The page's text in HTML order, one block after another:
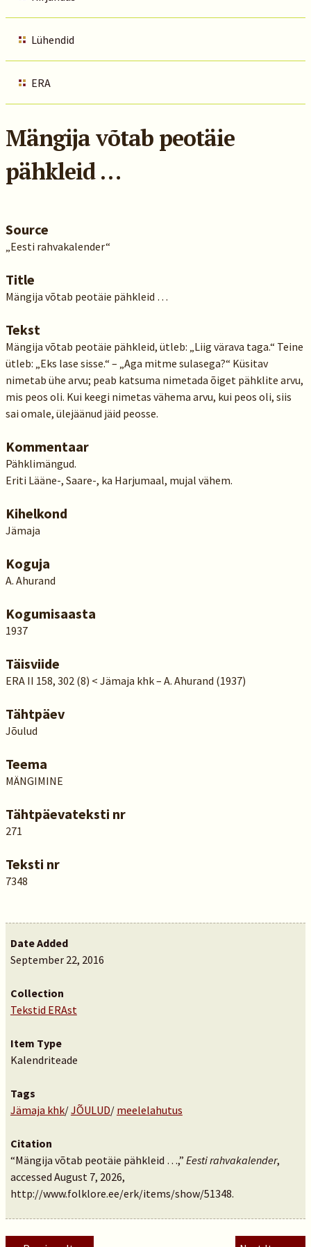
Lühendid
ERA
Mängija võtab peotäie
pähkleid …
Source
„Eesti rahvakalender“
Title
Mängija võtab peotäie pähkleid …
Tekst
Mängija võtab peotäie pähkleid, ütleb: „Liig värava taga.“ Teine
ütleb: „Eks lase sisse.“ – „Aga mitme sulasega?“ Küsitav
nimetab ühe arvu; peab katsuma nimetada õiget pähklite arvu,
mis peos oli. Kui keegi nimetas vähema arvu, kui peos oli, siis
sai omale, ülejäänud jäid peosse.
Kommentaar
Pähklimängud.
Eriti Lääne-, Saare-, ka Harjumaal, mujal vähem.
Kihelkond
Jämaja
Koguja
A. Ahurand
Kogumisaasta
1937
Täisviide
ERA II 158, 302 (8) < Jämaja khk – A. Ahurand (1937)
Tähtpäev
Jõulud
Teema
MÄNGIMINE
Tähtpäevateksti nr
271
Teksti nr
7348
Date Added
September 22, 2016
Collection
Tekstid ERAst
Item Type
Kalendriteade
Tags
Jämaja khk/JÕULUD/ meelelahutus
Citation
“Mängija võtab peotäie pähkleid …,” Eesti rahvakalender,
accessed August 7, 2026,
http://www.folklore.ee/erk/items/show/51348.